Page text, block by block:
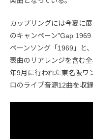
カップリングには今夏に
のキャンペーン”Gap
ペーンソング「1969」と
表曲のリアレンジを含む
年9月に行われた東名阪ワ
ロのライブ音源12曲を収